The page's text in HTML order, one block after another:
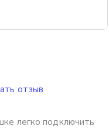
легко подключить
отзыв